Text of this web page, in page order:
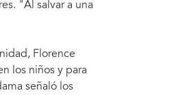
"Al salvar a una
Florence
los niños y para
señaló los